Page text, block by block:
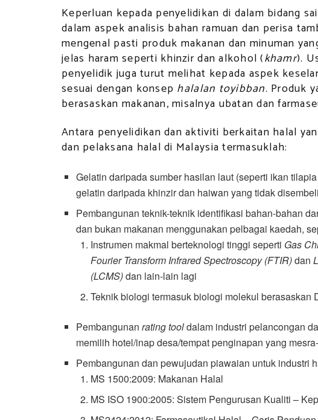
Keperluan kepada penyelidikan di dalam bidang
dalam aspek analisis bahan ramuan dan perisa
mengenal pasti produk makanan dan minuman
jelas haram seperti khinzir dan alkohol (khamr).
penyelidik juga turut melihat kepada aspek
sesuai dengan konsep halalan toyibban. Produk
berasaskan makanan, misalnya ubatan dan
Antara penyelidikan dan aktiviti berkaitan halal
dan pelaksana halal di Malaysia termasuklah:
Gelatin daripada sumber hasilan laut (seperti ikan
gelatin daripada khinzir dan haiwan yang tidak
Pembangunan teknik-teknik identifikasi bahan-bahan
dan bukan makanan menggunakan pelbagai kaedah,
Instrumen makmal berteknologi tinggi seperti Gas
Fourier Transform Infrared Spectroscopy (FTIR)dan
(LCMS)dan lain-lain lagi
Teknik biologi termasuk biologi molekul berasaskan
Pembangunan rating tooldalam industri pelancongan
memilih hotel/inap desa/tempat penginapan yang
Pembangunan dan pewujudan piawaian untuk industri
MS 1500:2009: Makanan Halal
MS ISO 1900:2005: Sistem Pengurusan Kualiti –